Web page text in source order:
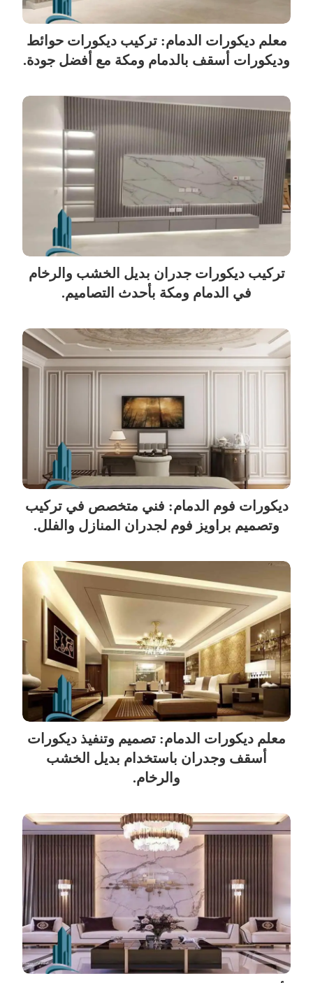
معلم ديكورات الدمام: تركيب ديكورات حوائط
وديكورات أسقف بالدمام ومكة مع أفضل جودة.
تركيب ديكورات جدران بديل الخشب والرخام
في الدمام ومكة بأحدث التصاميم.
ديكورات فوم الدمام: فني متخصص في تركيب
وتصميم براويز فوم لجدران المنازل والفلل.
معلم ديكورات الدمام: تصميم وتنفيذ ديكورات
أسقف وجدران باستخدام بديل الخشب
والرخام.